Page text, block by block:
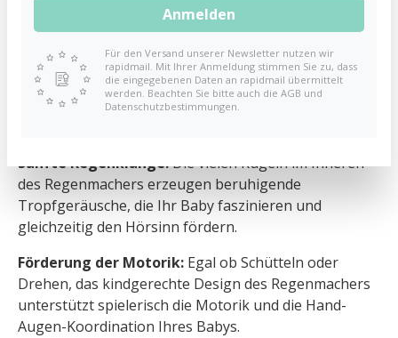
perfekte Spielzeug für Ihr Kind ab 3 Monaten. Dieses
liebevoll gestaltete Instrument und Spielzeug aus
hochwertigem Buchenholz bringt sanfte Regenklänge
ins Kinderzimmer und weckt die Neugier Ihres kleinen
Entdeckers.
Sanfte Regenklänge:Die vielen Kugeln im Inneren
des Regenmachers erzeugen beruhigende
Tropfgeräusche, die Ihr Baby faszinieren und
gleichzeitig den Hörsinn fördern.
Förderung der Motorik: Egal ob Schütteln oder
Drehen, das kindgerechte Design des Regenmachers
unterstützt spielerisch die Motorik und die Hand-
Augen-Koordination Ihres Babys.
Anmelden
Für den Versand unserer Newsletter nutzen wir
rapidmail. Mit Ihrer Anmeldung stimmen Sie zu, dass
die eingegebenen Daten an rapidmail übermittelt
werden. Beachten Sie bitte auch die AGB und
Datenschutzbestimmungen.